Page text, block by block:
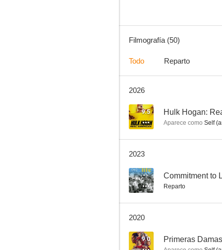
Tupac: Resurrection
Filmografía (50)
Todo Reparto
2026
9.5 Hulk Hogan:
Aparece como Self
2023
-- Commitment to
Reparto
2020
9.0 Primeras Damas